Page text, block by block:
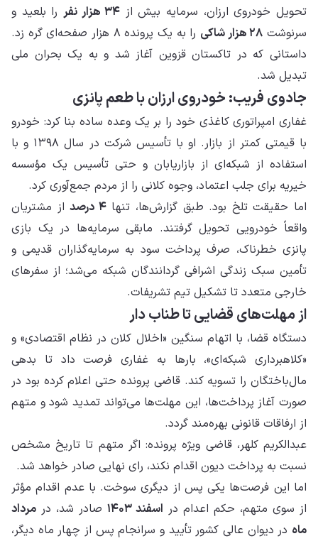
تحویل خودروی ارزان، سرمایه بیش از ۳۴ هزار نفر
را بلعید و
سرنوشت ۲۸ هزار شاکی
را به یک پرونده ۸ هزار صفحه‌ای گره زد.
داستانی که در تاکستان قزوین آغاز شد و به یک بحران ملی
تبدیل شد.
جادوی فریب: خودروی ارزان با طعم پانزی
غفاری امپراتوری کاغذی خود را بر یک وعده ساده بنا کرد: خودرو
با قیمتی کمتر از بازار. او با تأسیس شرکت در سال ۱۳۹۸ و با
استفاده از شبکه‌ای از بازاریابان و حتی تأسیس یک مؤسسه
خیریه برای جلب اعتماد، وجوه کلانی را از مردم جمع‌آوری کرد.
اما حقیقت تلخ بود. طبق گزارش‌ها، تنها۴ درصد
از مشتریان
واقعاً خودرویی تحویل گرفتند. مابقی سرمایه‌ها در یک بازی
پانزی خطرناک، صرف پرداخت سود به سرمایه‌گذاران قدیمی و
تأمین سبک زندگی اشرافی گردانندگان شبکه می‌شد؛ از سفرهای
خارجی متعدد تا تشکیل تیم تشریفات.
از مهلت‌های قضایی تا طناب دار
دستگاه قضا، با اتهام سنگین «اخلال کلان در نظام اقتصادی» و
«کلاهبرداری شبکه‌ای»، بارها به غفاری فرصت داد تا بدهی
مال‌باختگان را تسویه کند. قاضی پرونده حتی اعلام کرده بود در
صورت آغاز پرداخت‌ها، این مهلت‌ها می‌تواند تمدید شود و متهم
از ارفاقات قانونی بهره‌مند گردد.
عبدالکریم کلهر، قاضی ویژه پرونده: اگر متهم تا تاریخ مشخص
نسبت به پرداخت دیون اقدام نکند، رای نهایی صادر خواهد شد.
اما این فرصت‌ها یکی پس از دیگری سوخت. با عدم اقدام مؤثر
از سوی متهم، حکم اعدام در اسفند ۱۴۰۳ صادر شد، در مرداد
ماه در دیوان عالی کشور تأیید و سرانجام پس از چهار ماه دیگر،